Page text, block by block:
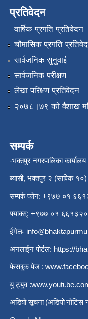
प्रतिवेदन
वार्षिक प्रगति प्रतिवेदन
चौमासिक प्रगति
सार्वजनिक सुनुवाई
सार्वजनिक परीक्षण
लेखा परिक्षण प्रतिवेदन
२०७८।७९ को वैशाख
सम्पर्क
-भक्तपुर नगरपालिका कार्यालय
ब्यासी, भक्तपुर २ (साविक १०)
सम्पर्क फोन: +९७७ ०१
फ्याक्स्: +९७७ ०१
ईमेलः
अनलाईन पोर्टल: https://
फेसबुक पेज :
यु ट्युव :
अडियो सूचना (अडियो